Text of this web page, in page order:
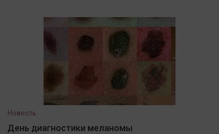
Новость
День диагностики меланомы